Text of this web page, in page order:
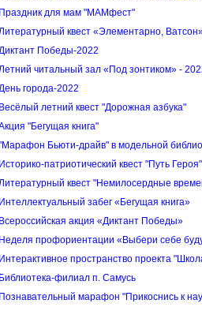
Праздник для мам "МАМфест"
квест «Элементарно,
Победы-2022
читальный зал «Под зонтиком» -
города-2022
Весёлый летний квест "Дорожная азбука"
"Бегущая книга"
Бьюти-драйв" в модельной
Историко-патриотический квест "Путь Героя"
квест "Немилосердные
Интеллектуальный забег «Бегущая книга»
Всероссийская акция «Диктант Победы»
Неделя профориентации «Выбери себе
Интерактивное пространство проекта
Библиотека-филиал п. Самусь
Познавательный марафон "Прикоснись к